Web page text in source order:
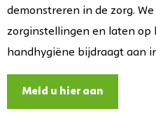
demonstreren in de zorg.
zorginstellingen en laten op
handhygiëne bijdraagt aan
Meld u hier aan